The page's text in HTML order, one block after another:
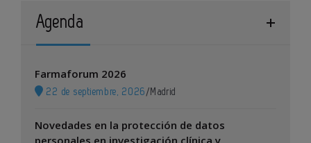
Agenda
Farmaforum 2026
22 de septiembre, 2026 / Madrid
Novedades en la protección de datos